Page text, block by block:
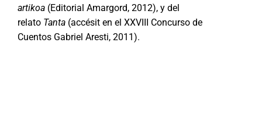
artikoa (Editorial Amargord, 2012), y del
relato Tanta (accésit en el XXVIII Concurso de
Cuentos Gabriel Aresti, 2011).